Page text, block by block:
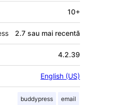
10+
2.7 sau mai recentă
4.2.39
English (US)
buddypress email